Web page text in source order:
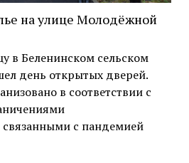
на улице Молодёжной
в Беленинском сельском
день открытых дверей.
в соответствии с
связанными с пандемией